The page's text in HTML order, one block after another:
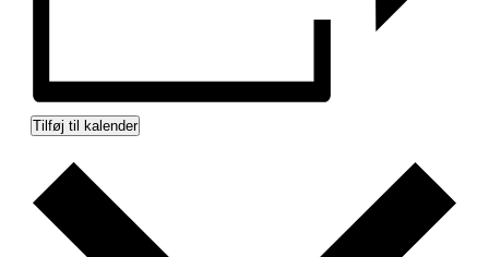
Tilføj til kalender